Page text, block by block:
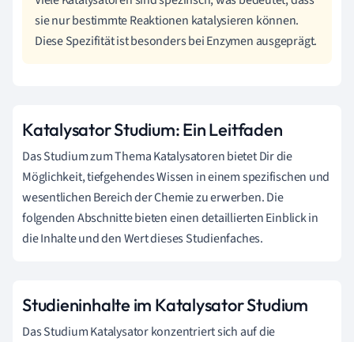
sie nur bestimmte Reaktionen katalysieren können.
Diese Spezifität ist besonders bei Enzymen ausgeprägt.
Katalysator Studium: Ein Leitfaden
Das Studium zum Thema Katalysatoren bietet Dir die
Möglichkeit, tiefgehendes Wissen in einem spezifischen und
wesentlichen Bereich der Chemie zu erwerben. Die
folgenden Abschnitte bieten einen detaillierten Einblick in
die Inhalte und den Wert dieses Studienfaches.
Studieninhalte im Katalysator Studium
Das Studium Katalysator konzentriert sich auf die